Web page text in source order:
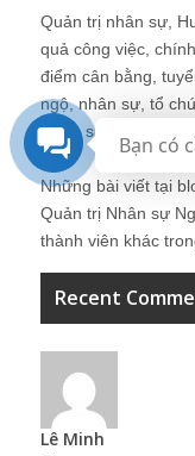
Quản trị nhân sự,
quả công việc,
điểm cân bằng,
ngộ, nhân sự, tổ
Nhân sự, trưởng
Những bài viết tại
Quản trị Nhân sự
thành viên khác
Recent
Lê Minh
Bạn có